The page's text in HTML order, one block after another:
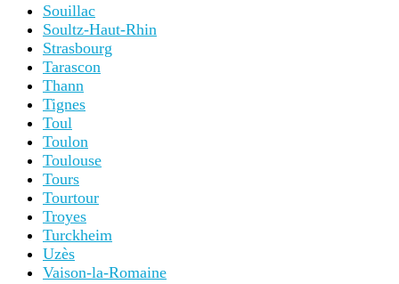
Souillac
Soultz-Haut-Rhin
Strasbourg
Tarascon
Thann
Tignes
Toul
Toulon
Toulouse
Tours
Tourtour
Troyes
Turckheim
Uzès
Vaison-la-Romaine